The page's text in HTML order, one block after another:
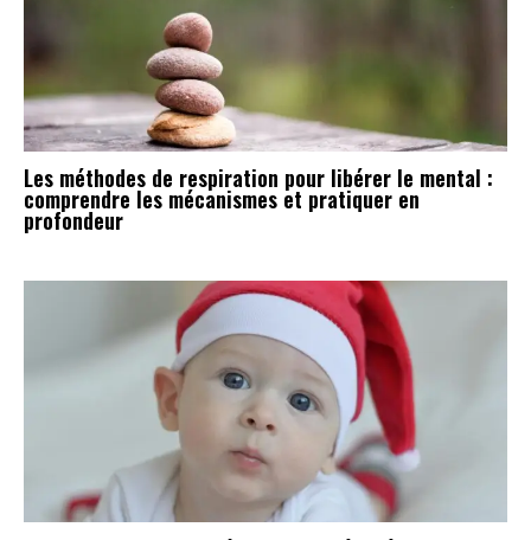
Les méthodes de respiration pour libérer le mental :
comprendre les mécanismes et pratiquer en
profondeur